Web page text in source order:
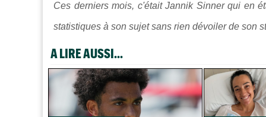
Ces derniers mois, c'était Jannik Sinner qui en
statistiques à son sujet sans rien dévoiler de son
A LIRE AUSSI...